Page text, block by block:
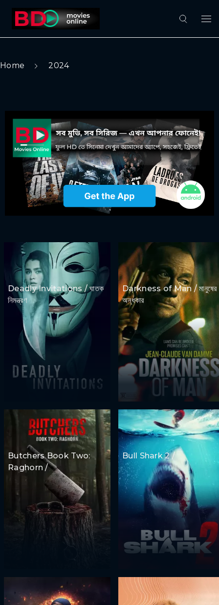
Home 2024
Deadly Invitations / ঘাতক
নিমন্ত্রণ
Darkness of Man / মানুষের
অন্ধকার
Butchers Book Two:
Raghorn /
Bull Shark 2 /